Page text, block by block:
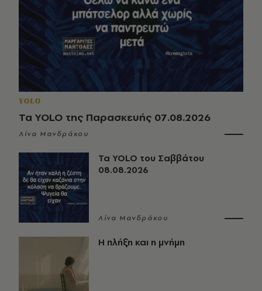
YOLO
Τα YOLO της Παρασκευής 07.08.2026
Λίνα Μανδράκου
Τα YOLO του Σαββάτου
08.08.2026
Λίνα Μανδράκου
Η πλήξη και η μνήμη